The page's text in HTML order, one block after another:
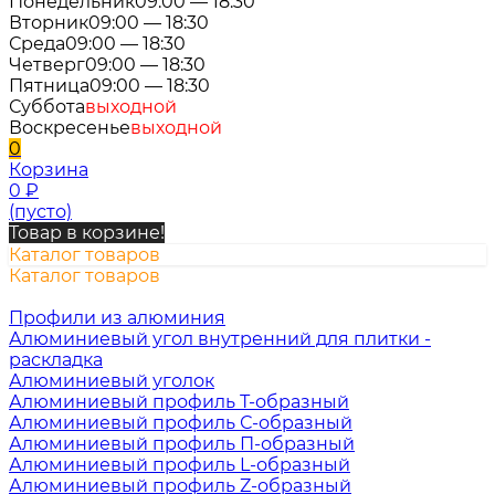
Вторник09:00 — 18:30
Среда09:00 — 18:30
Четверг09:00 — 18:30
Пятница09:00 — 18:30
Субботавыходной
Воскресеньевыходной
0
Корзина
0 ₽
(пусто)
Товар в корзине!
Каталог товаров
Каталог товаров
Профили из алюминия
Алюминиевый угол внутренний для плитки -
раскладка
Алюминиевый уголок
Алюминиевый профиль Т-образный
Алюминиевый профиль С-образный
Алюминиевый профиль П-образный
Алюминиевый профиль L-образный
Алюминиевый профиль Z-образный